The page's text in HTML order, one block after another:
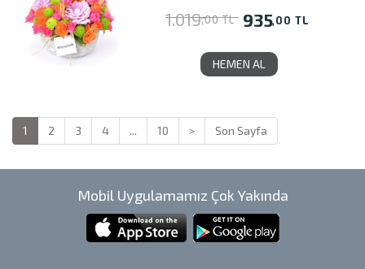
1.019,00 TL 935,00 TL
HEMEN AL
1 2 3 4 ... 10 > Son Sayfa
Mobil Uygulamamız Çok Yakında